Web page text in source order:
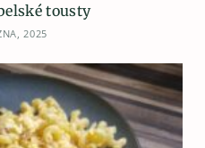
tousty
2025